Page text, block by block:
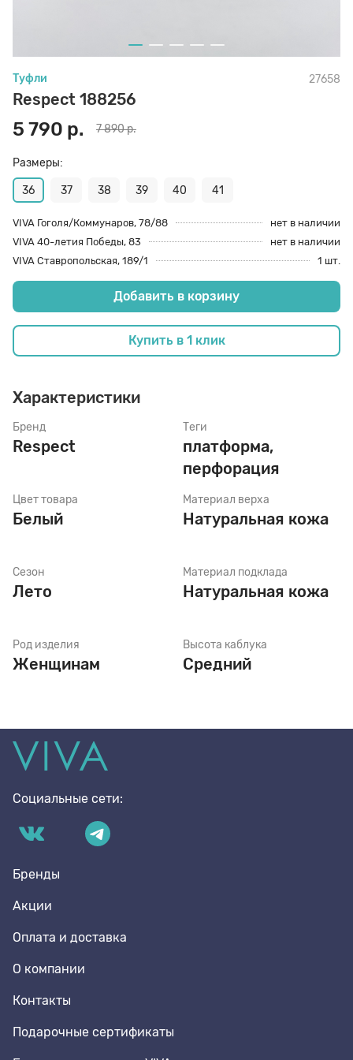
Туфли 27658
Respect 188256
5 790 р. 7 890 р.
Размеры:
36 37 38 39 40 41
VIVA Гоголя/Коммунаров, 78/88
нет в наличии
VIVA 40-летия Победы, 83
нет в наличии
VIVA Ставропольская, 189/1
1 шт.
Добавить в корзину
Купить в 1 клик
Характеристики
Бренд
Respect
Цвет товара
Белый
Сезон
Лето
Род изделия
Женщинам
Теги
платформа,
перфорация
Материал верха
Натуральная кожа
Материал подклада
Натуральная кожа
Высота каблука
Средний
Социальные сети:
Бренды
Акции
Оплата и доставка
О компании
Контакты
Подарочные сертификаты
8 den
Полустельки
Пропитка
Пяткоудерживатели
Растяжитель и Очиститель
Салфетки
Стельки
Шнурки
Щетки